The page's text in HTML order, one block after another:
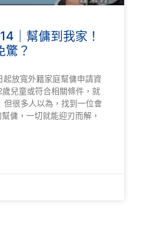
｜幫傭到我家！
驚？
放寬外籍家庭幫傭申請資
兒童或符合相關條件，就
但很多人以為，找到一位會
傭，一切就能迎刃而解，